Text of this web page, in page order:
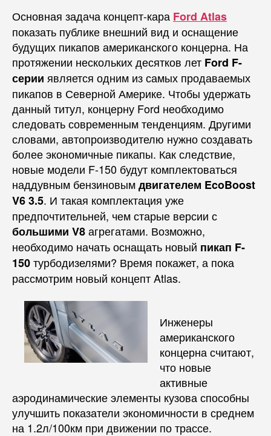
Основная задача концепт-кара Ford Atlas
показать публике внешний вид и оснащение
будущих пикапов американского концерна. На
протяжении нескольких десятков лет Ford F-
серии является одним из самых продаваемых
пикапов в Северной Америке. Чтобы удержать
данный титул, концерну Ford необходимо
следовать современным тенденциям. Другими
словами, автопроизводителю нужно создавать
более экономичные пикапы. Как следствие,
новые модели F-150 будут комплектоваться
наддувным бензиновымдвигателем EcoBoost
V6 3.5. И такая комплектация уже
предпочтительней, чем старые версии с
большими V8агрегатами. Возможно,
необходимо начать оснащать новый пикап F-
150турбодизелями? Время покажет, а пока
рассмотрим новый концепт Atlas.
Инженеры
американского
концерна считают,
что новые
активные
аэродинамические элементы кузова способны
улучшить показатели экономичности в среднем
на 1.2л/100км при движении по трассе.